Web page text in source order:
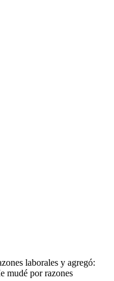
laborales y agregó:
mudé por razones